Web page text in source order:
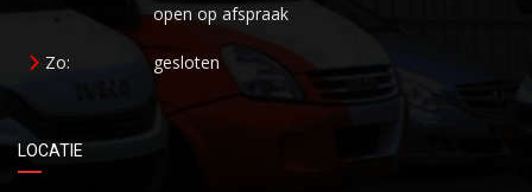
open op afspraak
Zo: gesloten
LOCATIE